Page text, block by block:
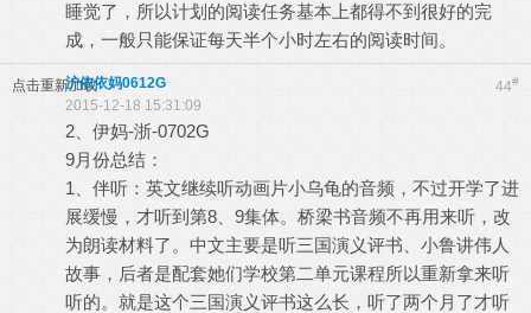
睡觉了，所以计划的阅读任务基本上都得不到很好的完
成，一般只能保证每天半个小时左右的阅读时间。
点击重新加载 44#
沪依依妈0612G
2015-12-18 15:31:09
2、伊妈-浙-0702G
9月份总结：
1、伴听：英文继续听动画片小乌龟的音频，不过开学了进
展缓慢，才听到第8、9集体。桥梁书音频不再用来听，改
为朗读材料了。中文主要是听三国演义评书、小鲁讲伟人
故事，后者是配套她们学校第二单元课程所以重新拿来听
听的。就是这个三国演义评书这么长，听了两个月了才听